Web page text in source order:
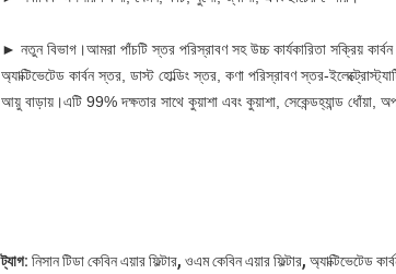
► নতুন বিভাগ।আমরা পাঁচটি স্তর পরিস্রাবণ সহ উচ্চ কার্যকারিতা সক্রিয়
অ্যাক্টিভেটেড কার্বন স্তর, ডাস্ট হোল্ডিং স্তর, কণা পরিস্রাবণ স্তর-
আয়ু বাড়ায়।এটি 99% দক্ষতার সাথে কুয়াশা এবং কুয়াশা, সেকেন্ডহ্যান্ড ধোঁয়া,
ট্যাগ: নিসান টিডা কেবিন এয়ার ফিল্টার, ওএম কেবিন এয়ার ফিল্টার, অ্যাক্টিভেটেড